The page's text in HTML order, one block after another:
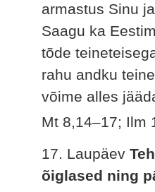
armastus Sinu
Saagu ka
tõde
rahu andku
võime alles
Mt 8,14–17; Ilm
17. Laupäev
õiglased ning